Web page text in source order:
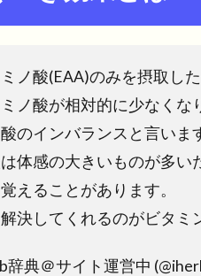
ノ酸(EAA)のみを摂取し
ノ酸が相対的に少なくな
のインバランスと言いま
体感の大きいものが多い
えることがあります。
決してくれるのがビタミ
辞典＠サイト運営中